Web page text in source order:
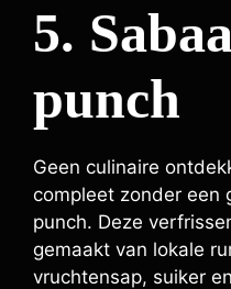
5.
punch
Geen culinaire
compleet zonder een
punch. Deze
gemaakt van lokale
vruchtensap, suiker